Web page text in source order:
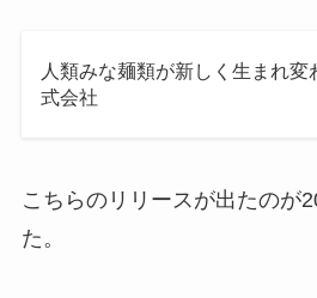
人類みな麺類が新しく生まれ
式会社
こちらのリリースが出たのが
た。